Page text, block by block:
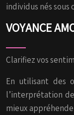
individus nés sous
VOYANCE
Clarifiez vos
En utilisant des
l’interprétation
mieux